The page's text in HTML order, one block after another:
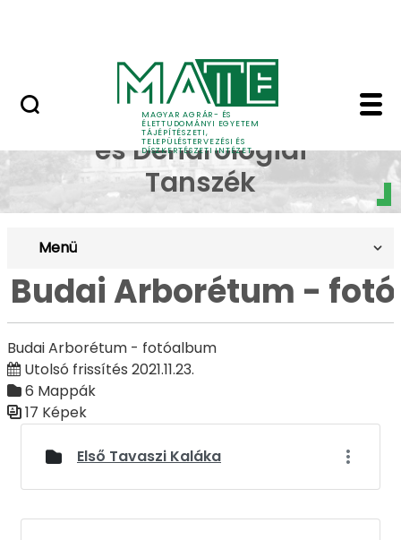
MAGYAR AGRÁR- ÉS
ÉLETTUDOMÁNYI EGYETEM
TÁJÉPÍTÉSZETI,
TELEPÜLÉSTERVEZÉSI ÉS
DÍSZKERTÉSZETI INTÉZET
Budai Arborétum -
Dísznövénytermesztési
és Dendrológiai
Tanszék
Menü
Budai Arborétum -
Budai Arborétum - fotóalbum
Utolsó frissítés 2021.11.23.
6 Mappák
17 Képek
Első Tavaszi Kaláka